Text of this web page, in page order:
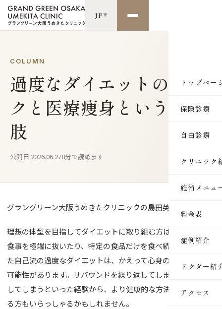
JP▼
トップペー
保険診療
自由診療
クリニック
施術メニュ
SKIN
料金表
症例紹介
ドクター紹
アクセス
COLUMN
過度なダイエットのリス
クと医療痩身という選択
肢
公開日 2026.06.278分で読めます
グラングリーン大阪うめきたクリニックの島田英徳です。
理想の体型を目指してダイエットに取り組む方は多いですが、
食事を極端に抜いたり、特定の食品だけを食べ続けたりといっ
た自己流の過度なダイエットは、かえって心身の健康を損なう
可能性があります。リバウンドを繰り返してしまう、体調を崩
してしまうといった経験から、より健康的な方法を模索してい
る方もいらっしゃるかもしれません。